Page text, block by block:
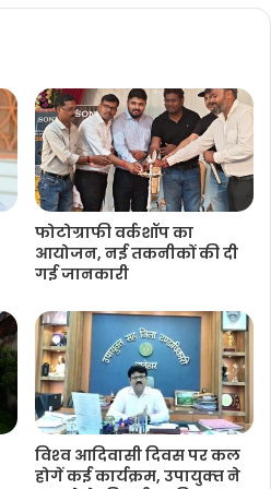
फोटोग्राफी वर्कशॉप का
आयोजन, नई तकनीकों की दी
गई जानकारी
विश्‍व आदिवासी दिवस पर कल
होगें कई कार्यक्रम, उपायुक्‍त ने